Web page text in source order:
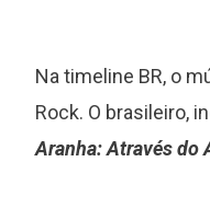
Na timeline BR, o
Rock. O brasileiro,
Aranha: Através do